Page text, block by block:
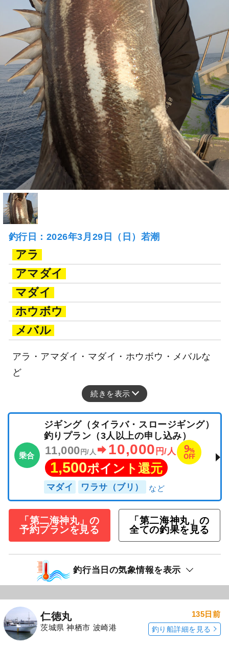
釣行日：2026年3月29日（日）若潮
アラ
アマダイ
マダイ
ホウボウ
メバル
アラ・アマダイ・マダイ・ホウボウ・メバルな
ど
続きを表示
乗合
ジギング（タイラバ・スロージギング）
釣りプラン（3人以上の申し込み）
11,000円/人 10,000 円/人 9%
OFF
1,500ポイント還元
マダイ ワラサ（ブリ）
「第二海神丸」の
予約プランを見る
「第二海神丸」の
全ての釣果を見る
釣行当日の気象情報を表示
仁徳丸
茨城県 神栖市 波崎港
135日前
釣り船詳細を見る